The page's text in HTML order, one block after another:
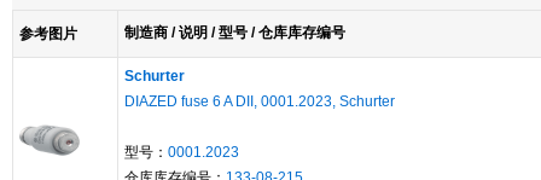
参考图片 制造商 / 说明 / 型号 / 仓库库存编号
Schurter
DIAZED fuse 6 A DII, 0001.2023, Schurter
型号： 0001.2023